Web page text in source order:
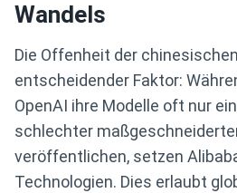
Wandels
Die Offenheit der
entscheidender Faktor:
OpenAI ihre Modelle oft nur
schlechter
veröffentlichen, setzen
Technologien. Dies erlaubt